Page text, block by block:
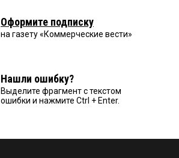
Оформите подписку
на газету «Коммерческие вести»
Нашли ошибку?
Выделите фрагмент с текстом
ошибки и нажмите Ctrl + Enter.